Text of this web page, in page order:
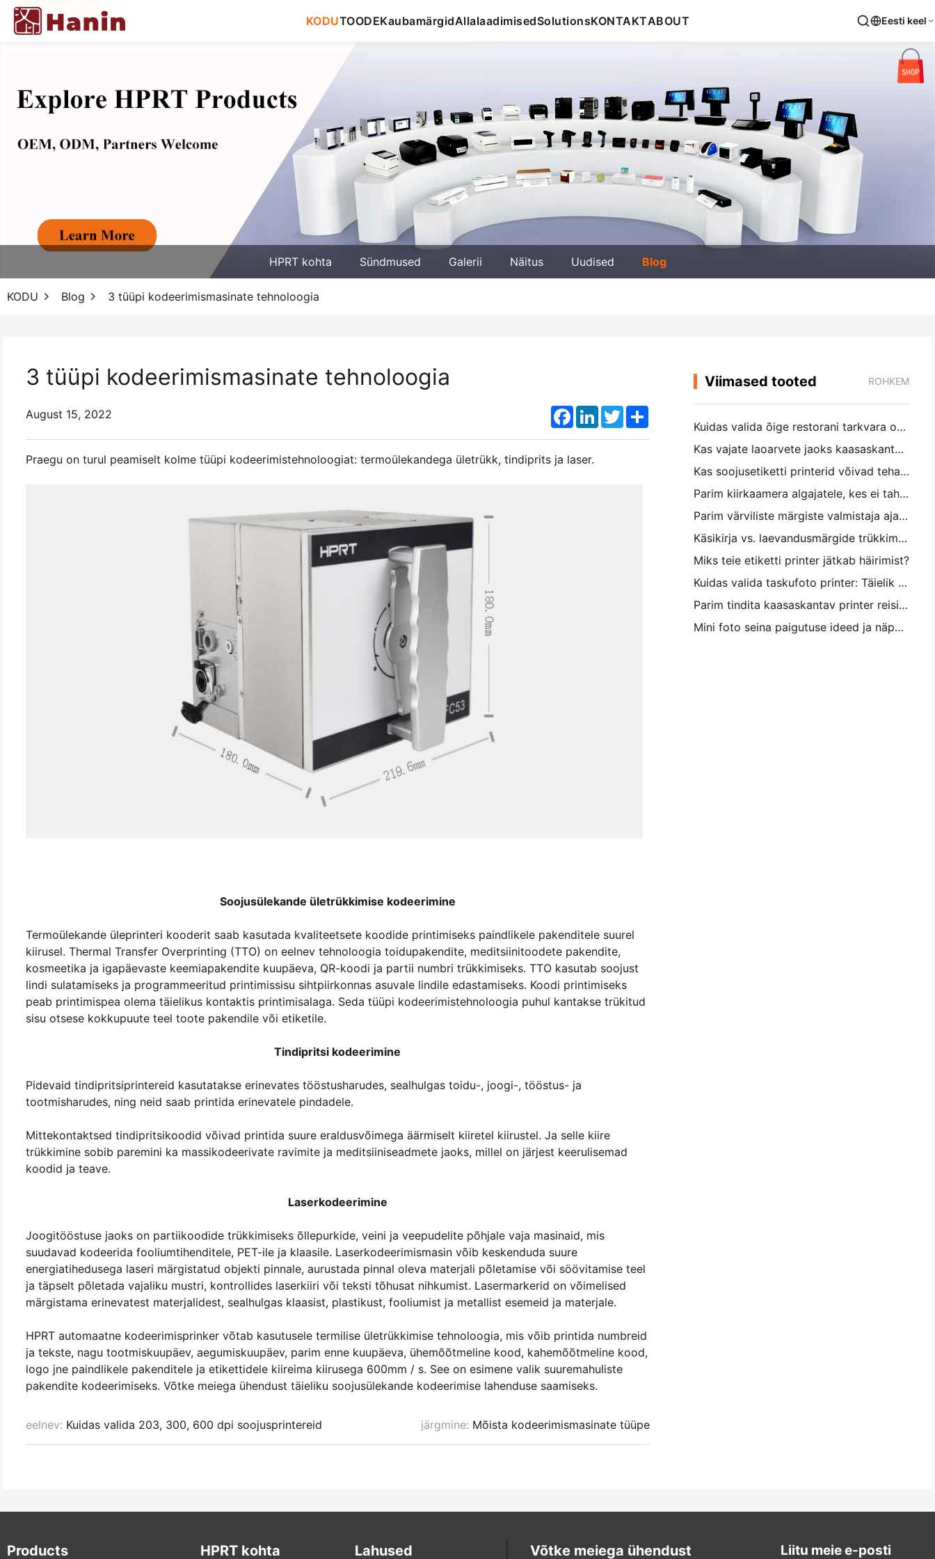
KODUTOODEKaubamärgidAllalaadimisedSolutionsKONTAKTABOUT Eesti keel
HPRT kohta Sündmused Galerii Näitus Uudised Blog
KODU Blog 3 tüüpi kodeerimismasinate tehnoloogia
3 tüüpi kodeerimismasinate tehnoloogia
August 15, 2022 Facebook
LinkedInTwitterShare
Praegu on turul peamiselt kolme tüüpi kodeerimistehnoloogiat: termoülekandega ületrükk, tindiprits ja laser.
Soojusülekande ületrükkimise kodeerimine
Termoülekande üleprinteri kooderit saab kasutada kvaliteetsete koodide printimiseks paindlikele pakenditele suurel
kiirusel. Thermal Transfer Overprinting (TTO) on eelnev tehnoloogia toidupakendite, meditsiinitoodete pakendite,
kosmeetika ja igapäevaste keemiapakendite kuupäeva, QR-koodi ja partii numbri trükkimiseks. TTO kasutab soojust
lindi sulatamiseks ja programmeeritud printimissisu sihtpiirkonnas asuvale lindile edastamiseks. Koodi printimiseks
peab printimispea olema täielikus kontaktis printimisalaga. Seda tüüpi kodeerimistehnoloogia puhul kantakse trükitud
sisu otsese kokkupuute teel toote pakendile või etiketile.
Tindipritsi kodeerimine
Pidevaid tindipritsiprintereid kasutatakse erinevates tööstusharudes, sealhulgas toidu-, joogi-, tööstus- ja
tootmisharudes, ning neid saab printida erinevatele pindadele.
Mittekontaktsed tindipritsikoodid võivad printida suure eraldusvõimega äärmiselt kiiretel kiirustel. Ja selle kiire
trükkimine sobib paremini ka massikodeerivate ravimite ja meditsiiniseadmete jaoks, millel on järjest keerulisemad
koodid ja teave.
Laserkodeerimine
Joogitööstuse jaoks on partiikoodide trükkimiseks õllepurkide, veini ja veepudelite põhjale vaja masinaid, mis
suudavad kodeerida fooliumtihenditele, PET-ile ja klaasile. Laserkodeerimismasin võib keskenduda suure
energiatihedusega laseri märgistatud objekti pinnale, aurustada pinnal oleva materjali põletamise või söövitamise teel
ja täpselt põletada vajaliku mustri, kontrollides laserkiiri või teksti tõhusat nihkumist. Lasermarkerid on võimelised
märgistama erinevatest materjalidest, sealhulgas klaasist, plastikust, fooliumist ja metallist esemeid ja materjale.
HPRT automaatne kodeerimisprinker võtab kasutusele termilise ületrükkimise tehnoloogia, mis võib printida numbreid
ja tekste, nagu tootmiskuupäev, aegumiskuupäev, parim enne kuupäeva, ühemõõtmeline kood, kahemõõtmeline kood,
logo jne paindlikele pakenditele ja etikettidele kiireima kiirusega 600mm / s. See on esimene valik suuremahuliste
pakendite kodeerimiseks. Võtke meiega ühendust täieliku soojusülekande kodeerimise lahenduse saamiseks.
eelnev: Kuidas valida 203, 300, 600 dpi soojusprintereid järgmine: Mõista kodeerimismasinate tüüpe
Viimased tooted ROHKEM
Kuidas valida õige restorani tarkvara oma väikese või keskmise suurusega restorani jaoks
Kas vajate laoarvete jaoks kaasaskantavat A4-printerit? Mis tegelikult töötab
Kas soojusetiketti printerid võivad teha väikeettevõtete toodetele veekindel etikett?
Parim kiirkaamera algajatele, kes ei taha paberit raiskata
Parim värviliste märgiste valmistaja ajakirjastamiseks ja scrapbooking'iks: lisage iga leheküljele rohkem värvi
Käsikirja vs. laevandusmärgide trükkimine: näpunäited väikeettevõtetele 2026. aastal
Miks teie etiketti printer jätkab häirimist?
Kuidas valida taskufoto printer: Täielik juhend ajakirjanduse, reisimise ja iPhone'i kasutajatele
Parim tindita kaasaskantav printer reisimiseks, kooliks ja mobiiltööks: Hanin MT620 Pro ülevaade
Mini foto seina paigutuse ideed ja näpunäited magamistuba ja magamistuba kaunistamiseks
Products HPRT kohta Lahused Võtke meiega ühendust Liitu meie e-posti